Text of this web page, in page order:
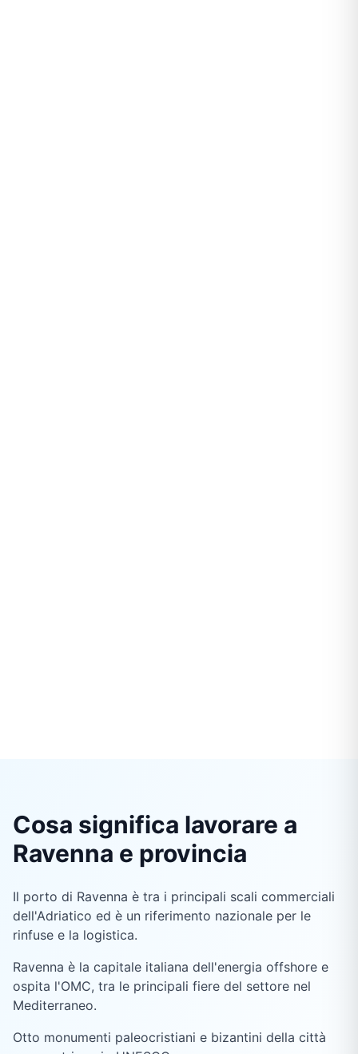
Cosa significa lavorare a
Ravenna e provincia
Il porto di Ravenna è tra i principali scali commerciali
dell'Adriatico ed è un riferimento nazionale per le
rinfuse e la logistica.
Ravenna è la capitale italiana dell'energia offshore e
ospita l'OMC, tra le principali fiere del settore nel
Mediterraneo.
Otto monumenti paleocristiani e bizantini della città